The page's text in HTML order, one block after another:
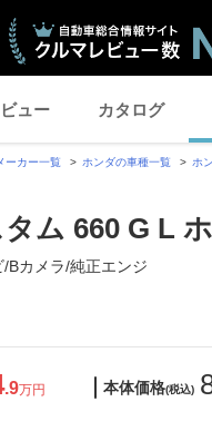
ュー カタログ
ーカー一覧 ホンダの車種一覧 ホ
ム 660 G L
Bカメラ/純正エンジ
.9万円
本体価格(税込)